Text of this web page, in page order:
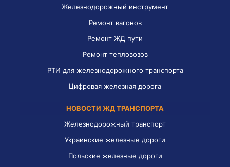
Железнодорожный инструмент
Ремонт вагонов
Ремонт ЖД пути
Ремонт тепловозов
РТИ для железнодорожного транспорта
Цифровая железная дорога
НОВОСТИ ЖД ТРАНСПОРТА
Железнодорожный транспорт
Украинские железные дороги
Польские железные дороги